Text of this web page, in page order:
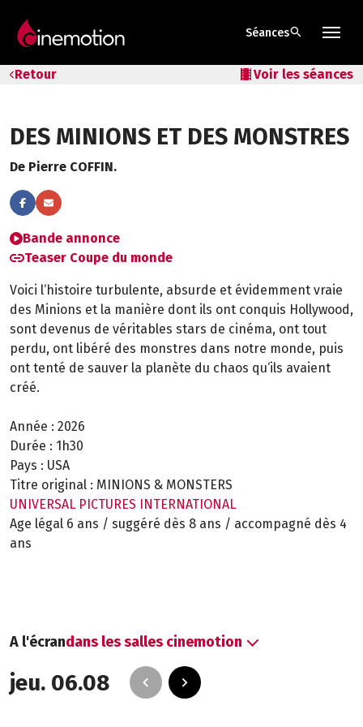
Séancessearch
Retour local_movies Voir les séances
DES MINIONS ET DES MONSTRES
De Pierre COFFIN.
Bande annonce
Teaser Coupe du monde
Voici l‘histoire turbulente, absurde et évidemment vraie
des Minions et la manière dont ils ont conquis Hollywood,
sont devenus de véritables stars de cinéma, ont tout
perdu, ont libéré des monstres dans notre monde, puis
ont tenté de sauver la planète du chaos qu‘ils avaient
créé.
Année : 2026
Durée : 1h30
Pays : USA
Titre original : MINIONS & MONSTERS
UNIVERSAL PICTURES INTERNATIONAL
Age légal 6 ans / suggéré dès 8 ans / accompagné dès 4
ans
A l'écrandans les salles cinemotion
jeu. 06.08
Bons cadeaux